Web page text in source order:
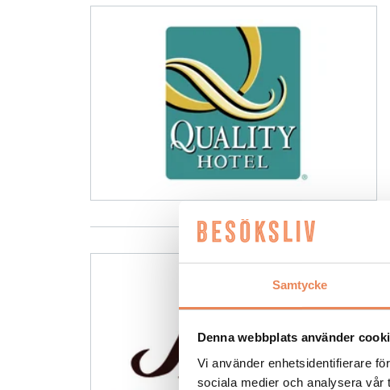
Samtycke
Denna webbplats använder
Vi använder enhetsidentifierare
sociala medier och analysera vår